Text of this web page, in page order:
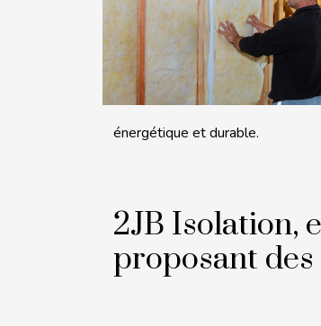
énergétique et durable.
2JB Isolation,
proposant